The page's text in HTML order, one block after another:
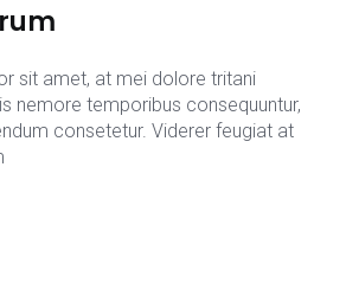
sit amet, at mei dolore tritani
nemore temporibus consequuntur,
consetetur. Viderer feugiat at